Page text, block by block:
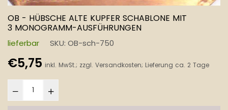
OB - HÜBSCHE ALTE KUPFER SCHABLONE MIT
3 MONOGRAMM-AUSFÜHRUNGEN
lieferbar SKU: OB-sch-750
Normaler
Preis
€5,75 inkl. MwSt.; zzgl. Versandkosten; Lieferung ca. 2 Tage